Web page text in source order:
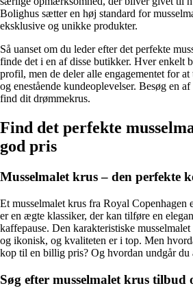
Bolighus sætter en høj standard for
eksklusive og unikke produkter.
Så uanset om du leder efter det perfekte
finde det i en af disse butikker. Hver enkelt
profil, men de deler alle engagementet for
og enestående kundeoplevelser. Besøg en
find dit drømmekrus.
Find det perfekte
god pris
Musselmalet krus – den perfekte
Et musselmalet krus fra Royal Copenhagen
er en ægte klassiker, der kan tilføre en
kaffepause. Den karakteristiske
og ikonisk, og kvaliteten er i top. Men
kop til en billig pris? Og hvordan undgår du
Søg efter musselmalet krus tilbud